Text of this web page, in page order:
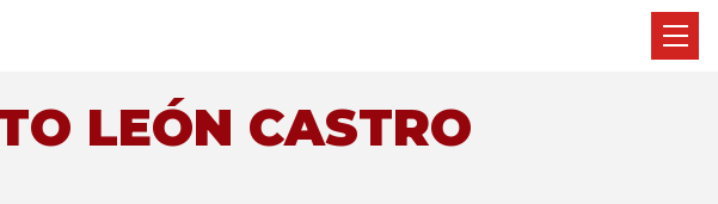
LEÓN CASTRO